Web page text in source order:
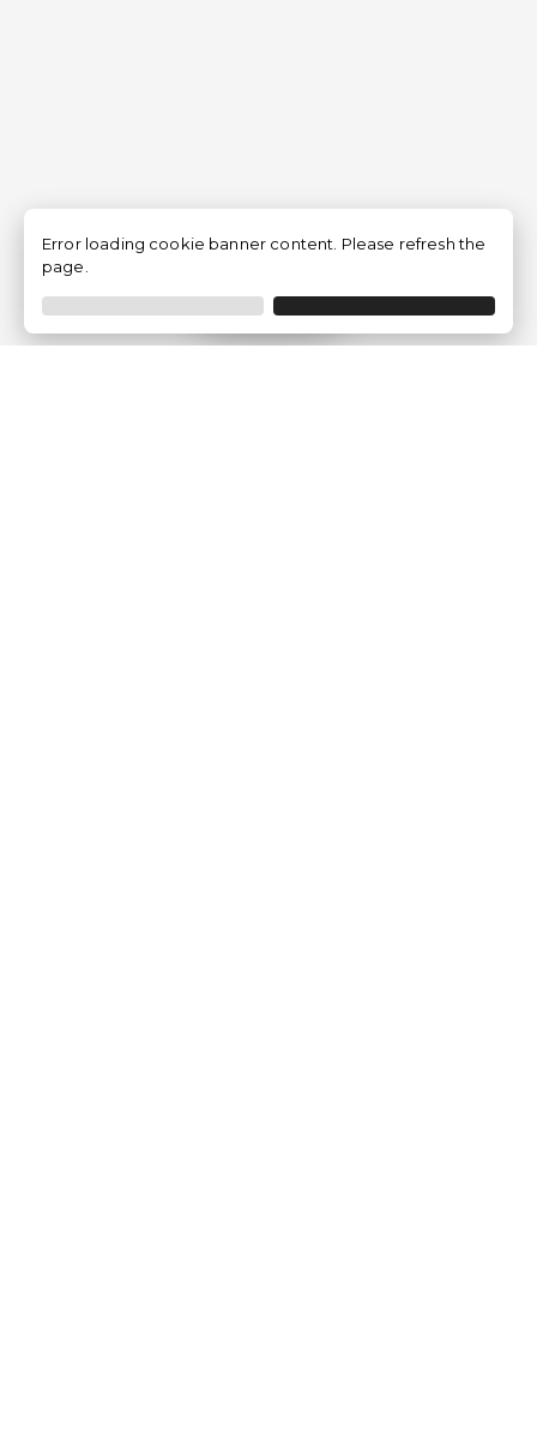
Filtrer
Error loading cookie banner content. Please refresh the
page.